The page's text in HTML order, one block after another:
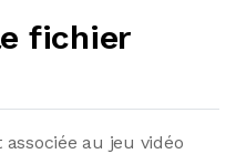
fichier
au jeu vidéo